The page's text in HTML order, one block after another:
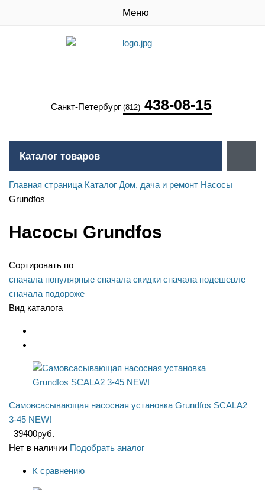
Меню
Санкт-Петербург (812) 438-08-15
Каталог товаров
Главная страница Каталог Дом, дача и ремонт Насосы
Grundfos
Насосы Grundfos
Сортировать по
сначала популярные сначала скидки сначала подешевле
сначала подороже
Вид каталога
Cамовсасывающая насосная установка Grundfos SCALA2
3-45 NEW!
39400руб.
Нет в наличии Подобрать аналог
К сравнению